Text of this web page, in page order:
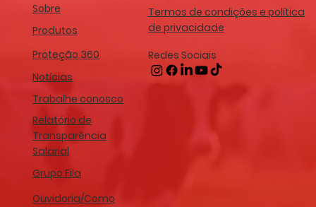
Sobre
Produtos
Proteção 360
Notícias
Trabalhe conosco
Relatório de
Transparência
Salarial
Grupo Fila
Ouvidoria/Como
Termos de condições e política
de privacidade
Redes Sociais